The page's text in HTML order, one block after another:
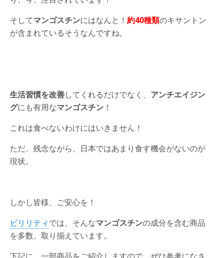
そしてマンゴスチンにはなんと！ 約40種類のキサントン
が含まれているそうなんですね。
生活習慣を改善してくれるだけでなく、 アンチエイジン
グにも有用なマンゴスチン ！
これは食べないわけにはいきません！
ただ、残念ながら、日本ではあまり食す機会がないのが
現状。
しかし皆様、ご安心を！
ビリリティでは、そんなマンゴスチンの成分を含む商品
を多数、取り揃えています。